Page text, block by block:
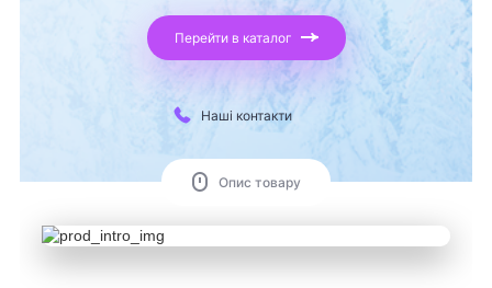
Опис товару
Перейти в каталог
Наші контакти